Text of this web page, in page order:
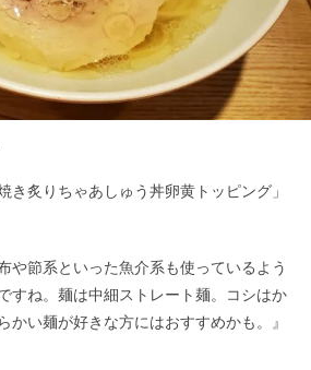
き炙りちゃあしゅう丼卵黄トッピング」
や節系といった魚介系も使っているよう
すね。麺は中細ストレート麺。コシはか
かい麺が好きな方にはおすすめかも。』